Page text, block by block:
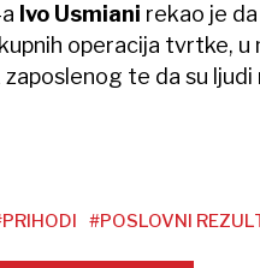
Ivo Usmiani rekao je
operacija tvrtke,
te da su ljudi
#POSLOVNI